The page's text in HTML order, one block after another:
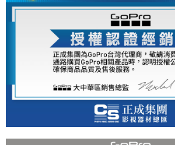
https://aftee.tw/terms/#terms3
３．未成年的使用者請事先徵得法定代理人或監護
「AFTEE先享後付」，若未經同意申辦者引起之損
４．使用「AFTEE先享後付」時，將依據個別帳號
時審查核予不同之上限額度；若仍有額度不足之情
請求用戶進行身份認證。
５．嚴禁一人註冊多個帳號或使用他人資訊註冊。
恩沛科技股份有限公司將有權停止該用戶之使用額